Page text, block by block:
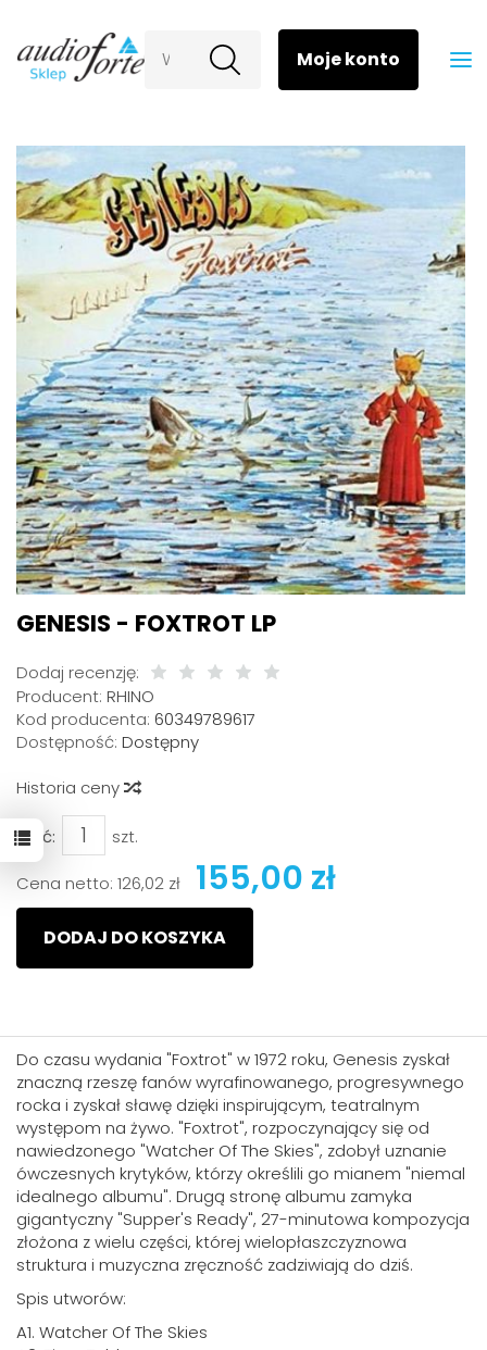
Wyszukaj
GENESIS - FOXTROT LP
Dodaj recenzję:
Producent: RHINO
Kod producenta: 60349789617
Dostępność: Dostępny
Historia ceny
Ilość: szt.
Cena netto: 126,02 zł 155,00 zł
DODAJ DO KOSZYKA
Do czasu wydania "Foxtrot" w 1972 roku, Genesis zyskał
znaczną rzeszę fanów wyrafinowanego, progresywnego
rocka i zyskał sławę dzięki inspirującym, teatralnym
występom na żywo. "Foxtrot", rozpoczynający się od
nawiedzonego "Watcher Of The Skies", zdobył uznanie
ówczesnych krytyków, którzy określili go mianem "niemal
idealnego albumu". Drugą stronę albumu zamyka
gigantyczny "Supper's Ready", 27-minutowa kompozycja
złożona z wielu części, której wielopłaszczyznowa
struktura i muzyczna zręczność zadziwiają do dziś.
Spis utworów:
A1. Watcher Of The Skies